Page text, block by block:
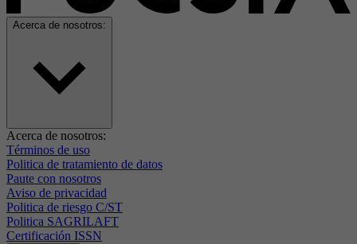
Acerca de nosotros:
Acerca de nosotros:
Términos de uso
Politica de tratamiento de datos
Paute con nosotros
Aviso de privacidad
Politica de riesgo C/ST
Politica SAGRILAFT
Certificación ISSN